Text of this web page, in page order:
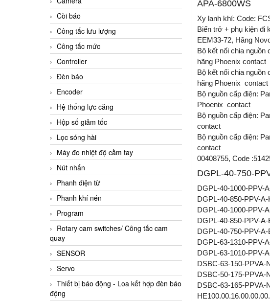
Còi báo
Công tắc lưu lượng
Công tắc mức
Controller
Đèn báo
Encoder
Hệ thống lực căng
Hộp số giảm tốc
Lọc sóng hài
Máy đo nhiệt độ cầm tay
Nút nhấn
Phanh điện từ
Phanh khí nén
Program
Rotary cam switches/ Công tắc cam
quay
SENSOR
Servo
Thiết bị báo động - Loa kết hợp đèn báo
động
APA-6800WS
Xy lanh khí: Code:
Biến trở + phụ kiện đi
EEM33-72, Hãng
Bộ kết nối chia nguồn
hãng Phoenix contact
Bộ kết nối chia nguồn
hãng Phoenix contact
Bộ nguồn cấp điện:
Phoenix contact
Bộ nguồn cấp điện:
contact
Bộ nguồn cấp điện:
contact
00408755, Code
DGPL-40-750-
DGPL-40-1000-PPV-
DGPL-40-850-PPV-A-
DGPL-40-1000-PPV-
DGPL-40-850-PPV-
DGPL-40-750-PPV-
DGPL-63-1310-PPV-
DGPL-63-1010-PPV-
DSBC-63-150-PPVA-
DSBC-50-175-PPVA-
DSBC-63-165-PPVA-